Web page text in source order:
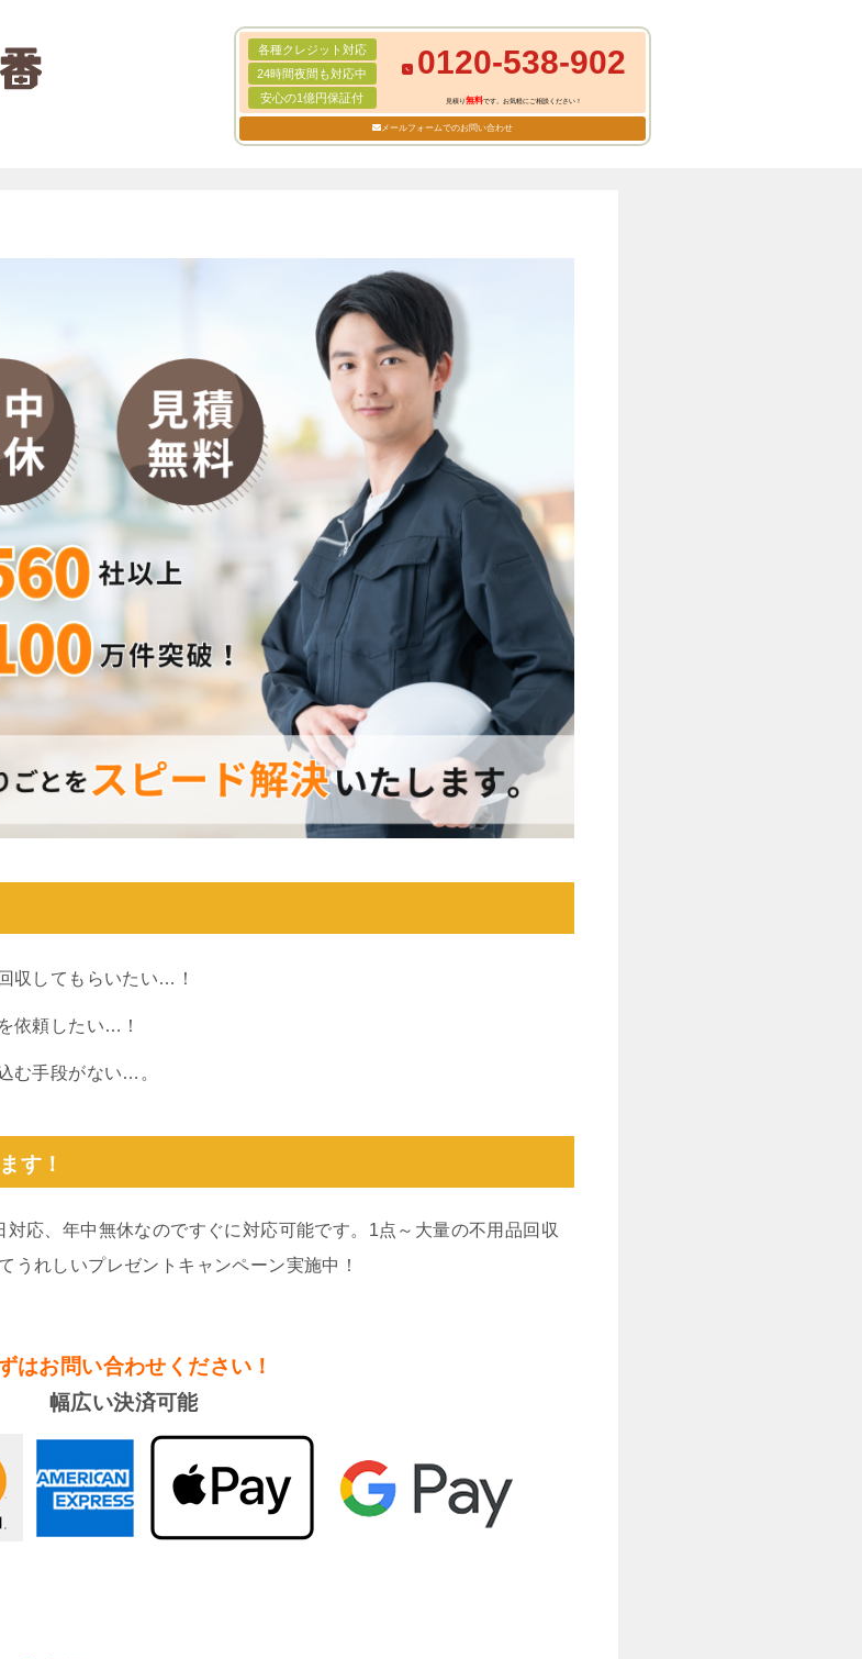
各種クレジット対応
24時間夜間も対応中
安心の1億円保証付
0120-538-902
見積り無料です。お気軽にご相談ください！
メールフォームでのお問い合わせ
収してもらいたい…！
依頼したい…！
む手段がない…。
す！
応、年中無休なのですぐに対応可能です。1点～大量の不用品回収
うれしいプレゼントキャンペーン実施中！
はお問い合わせください！
幅広い決済可能